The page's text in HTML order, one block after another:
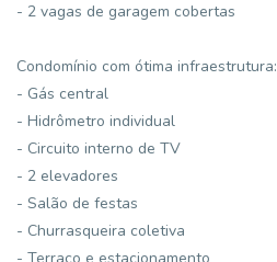
- 2 vagas de garagem cobertas
Condomínio com ótima infraestrutura:
- Gás central
- Hidrômetro individual
- Circuito interno de TV
- 2 elevadores
- Salão de festas
- Churrasqueira coletiva